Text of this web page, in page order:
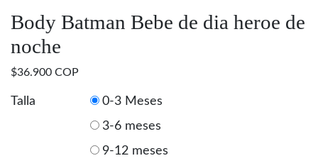
Body Batman Bebe de dia heroe de
noche
$36.900 COP
Talla
0-3 Meses
3-6 meses
9-12 meses